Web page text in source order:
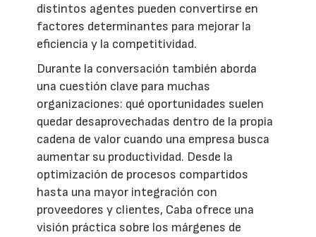
distintos agentes pueden convertirse en
factores determinantes para mejorar la
eficiencia y la competitividad.
Durante la conversación también aborda
una cuestión clave para muchas
organizaciones: qué oportunidades suelen
quedar desaprovechadas dentro de la propia
cadena de valor cuando una empresa busca
aumentar su productividad. Desde la
optimización de procesos compartidos
hasta una mayor integración con
proveedores y clientes, Caba ofrece una
visión práctica sobre los márgenes de